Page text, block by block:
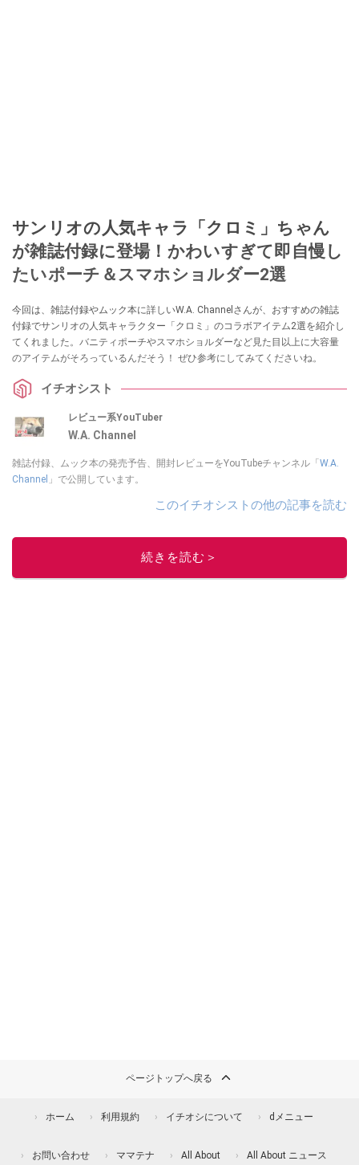
サンリオの人気キャラ「クロミ」ちゃん
が雑誌付録に登場！かわいすぎて即自慢し
たいポーチ＆スマホショルダー2選
今回は、雑誌付録やムック本に詳しいW.A. Channelさんが、おすすめの雑誌
付録でサンリオの人気キャラクター「クロミ」のコラボアイテム2選を紹介し
てくれました。バニティポーチやスマホショルダーなど見た目以上に大容量
のアイテムがそろっているんだそう！ ぜひ参考にしてみてくださいね。
イチオシスト
レビュー系YouTuber
W.A. Channel
雑誌付録、ムック本の発売予告、開封レビューをYouTubeチャンネル「 W.A.
Channel 」で公開しています。
このイチオシストの他の記事を読む
続きを読む＞
ページトップへ戻る
ホーム 利用規約 イチオシについて dメニュー
お問い合わせ ママテナ All About All About ニュース